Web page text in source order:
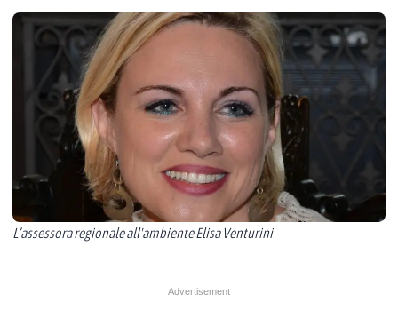
L’assessora regionale all'ambiente Elisa Venturini